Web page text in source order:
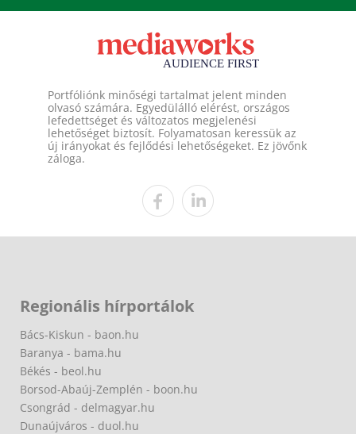
Portfóliónk minőségi tartalmat jelent minden
olvasó számára. Egyedülálló elérést, országos
lefedettséget és változatos megjelenési
lehetőséget biztosít. Folyamatosan keressük az
új irányokat és fejlődési lehetőségeket. Ez jövőnk
záloga.
Regionális hírportálok
Bács-Kiskun - baon.hu
Baranya - bama.hu
Békés - beol.hu
Borsod-Abaúj-Zemplén - boon.hu
Csongrád - delmagyar.hu
Dunaújváros - duol.hu